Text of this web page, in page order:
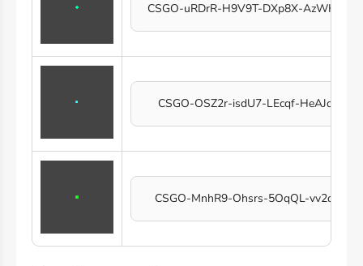
CSGO-uRDrR-H9V9T-DXp8X-AzWHB-
CSGO-OSZ2r-isdU7-LEcqf-HeAJd-
CSGO-MnhR9-Ohsrs-5OqQL-vv2do-